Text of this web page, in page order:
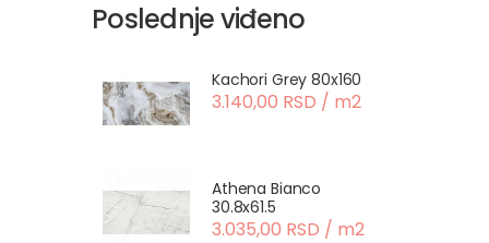
Poslednje viđeno
Kachori Grey 80x160
3.140,00 RSD / m2
Athena Bianco
30.8x61.5
3.035,00 RSD / m2